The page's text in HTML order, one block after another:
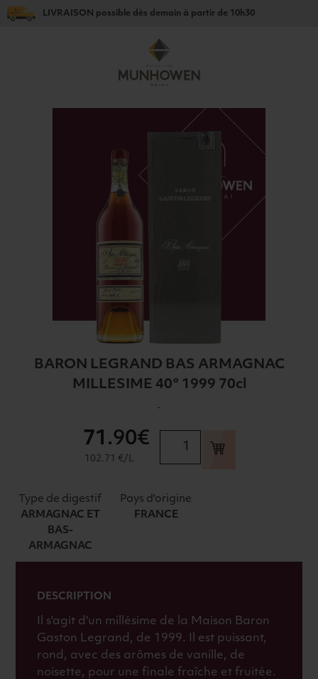
LIVRAISON possible dès demain à partir de 10h30
BARON LEGRAND BAS ARMAGNAC
MILLESIME 40° 1999 70cl
-
BAS
71 .90€
102.71 €/L
Type de digestif
ARMAGNAC ET
BAS-
ARMAGNAC
Pays d'origine
FRANCE
DESCRIPTION
Il s'agit d'un millésime de la Maison Baron
Gaston Legrand, de 1999. Il est puissant,
rond, avec des arômes de vanille, de
noisette, pour une finale fraîche et fruitée.